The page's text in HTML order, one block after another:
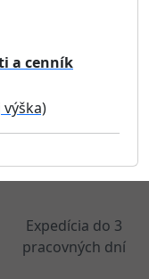
a cenník
Expedícia do 3
pracovných dní